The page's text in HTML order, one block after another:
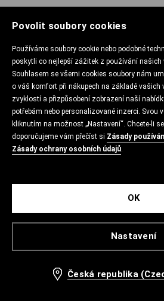
Povolit soubory cookies
Používáme soubory cookie nebo podobné
poskytli co nejlepší zážitek z používání našich
Souhlasem se všemi cookies soubory nám
o váš komfort při nákupech na základě vašich
zvyklostí a přizpůsobení zobrazení naší
potřebám nebo personalizované inzerci. Svou
kliknutím na možnost „Nastavení“. Chcete-li
doporučujeme vám přečíst si Zásady
Zásady ochrany osobních údajů.
Nastavení
OK
Česká republika